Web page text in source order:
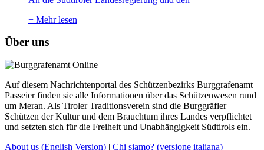
+ Mehr lesen
Über uns
Auf diesem Nachrichtenportal des Schützenbezirks Burggrafenamt
Passeier finden sie alle Informationen über das Schützenwesen rund
um Meran. Als Tiroler Traditionsverein sind die Burggräfler
Schützen der Kultur und dem Brauchtum ihres Landes verpflichtet
und setzten sich für die Freiheit und Unabhängigkeit Südtirols ein.
About us (English Version) | Chi siamo? (versione italiana)